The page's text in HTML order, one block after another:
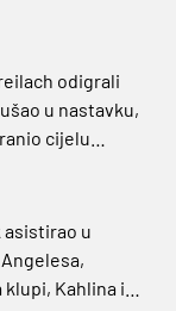
odigrali
u nastavku,
cijelu
asistirao u
klupi, Kahlina i